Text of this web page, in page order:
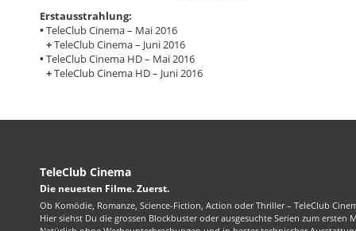
Erstausstrahlung:
•TeleClub Cinema – Mai 2016
+TeleClub Cinema – Juni 2016
•TeleClub Cinema HD – Mai 2016
+TeleClub Cinema HD – Juni 2016
TeleClub Cinema
Die neuesten Filme. Zuerst.
Ob Komödie, Romanze, Science-Fiction, Action oder Thriller – TeleClub
Hier siehst Du die grossen Blockbuster oder ausgesuchte Serien zum ersten